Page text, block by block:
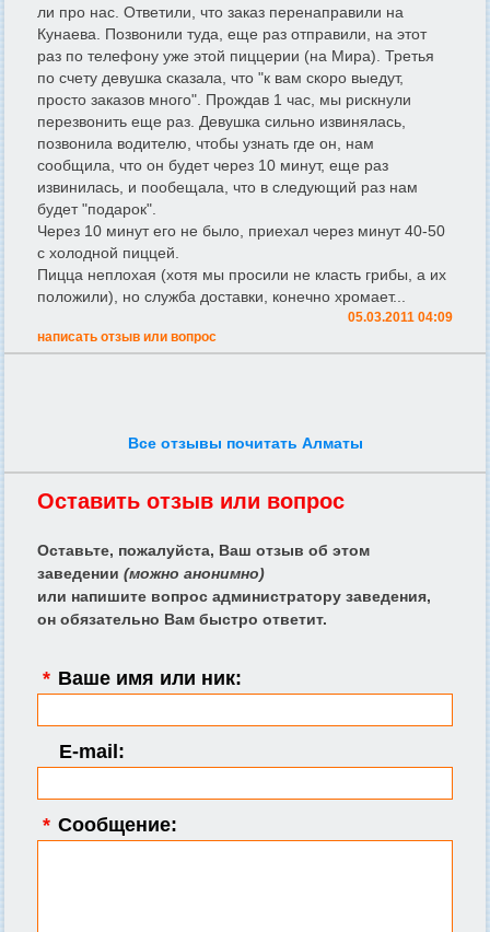
ли про нас. Ответили, что заказ перенаправили на
Кунаева. Позвонили туда, еще раз отправили, на этот
раз по телефону уже этой пиццерии (на Мира). Третья
по счету девушка сказала, что "к вам скоро выедут,
просто заказов много". Прождав 1 час, мы рискнули
перезвонить еще раз. Девушка сильно извинялась,
позвонила водителю, чтобы узнать где он, нам
сообщила, что он будет через 10 минут, еще раз
извинилась, и пообещала, что в следующий раз нам
будет "подарок".
Через 10 минут его не было, приехал через минут 40-50
с холодной пиццей.
Пицца неплохая (хотя мы просили не класть грибы, а их
положили), но служба доставки, конечно хромает...
05.03.2011 04:09
написать отзыв или вопрос
Все отзывы почитать Алматы
Оставить отзыв или вопрос
Оставьте, пожалуйста, Ваш отзыв об этом
заведении (можно анонимно)
или напишите вопрос администратору заведения,
он обязательно Вам быстро ответит.
* Ваше имя или ник:
E-mail:
* Сообщение: